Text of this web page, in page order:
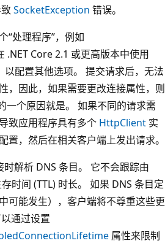
SocketException 错误。
“处理程序”，例如
.NET Core 2.1 或更高版本中使用
以配置其他选项。 提交请求后，无法
，因此，如果需要更改连接属性，则
一个原因就是。 如果不同的请求需
致应用程序具有多个 HttpClient 实
置，然后在相关客户端上发出请求。
时解析 DNS 条目。 它不会跟踪由
时间 (TTL) 时长。 如果 DNS 条目定
可能发生），客户端将不尊重这些更
通过设置
属性来限制